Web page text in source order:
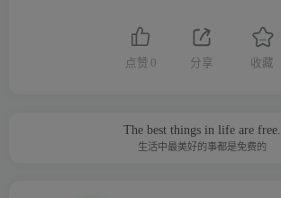
点赞 0 分享 收藏
The best things in life are free.
生活中最美好的事都是免费的